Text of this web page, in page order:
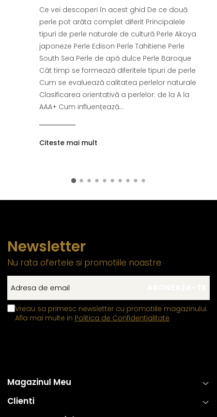
Ce vei descoperi în acest ghid De ce două
perle pot arăta complet diferit Principalele
tipuri de perle naturale de cultură Perle Akoya
japoneze Perle Edison Perle Tahitiene Perle
South Sea Perle de apă dulce Perle Baroque
Cât timp se formează diferitele tipuri de perle
Cum se evaluează calitatea perlelor naturale
Clasificarea orientativă a perlelor: de la A la
AAA+ Cum influențează...
Citeste mai mult
Newsletter
Nu rata ofertele si promotiile noastre
Vreau sa primesc newsletter cu promotiile magazinului.
Afla mai multe in Politica de Confidentialitate
Magazinul Meu
Clienti